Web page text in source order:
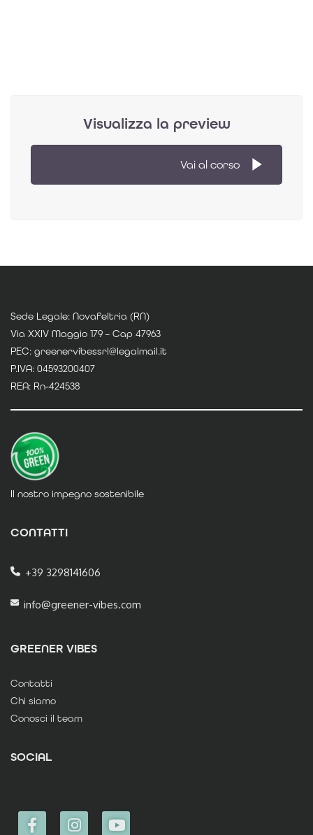
Visualizza la preview
Vai al corso
Sede Legale: Novafeltria (RN)
Via XXIV Maggio 179 – Cap 47963
PEC: greenervibessrl@legalmail.it
P.IVA: 04593200407
REA: Rn-424538
Il nostro impegno sostenibile
CONTATTI
+39 3298141606
info@greener-vibes.com
GREENER VIBES
Contatti
Chi siamo
Conosci il team
SOCIAL